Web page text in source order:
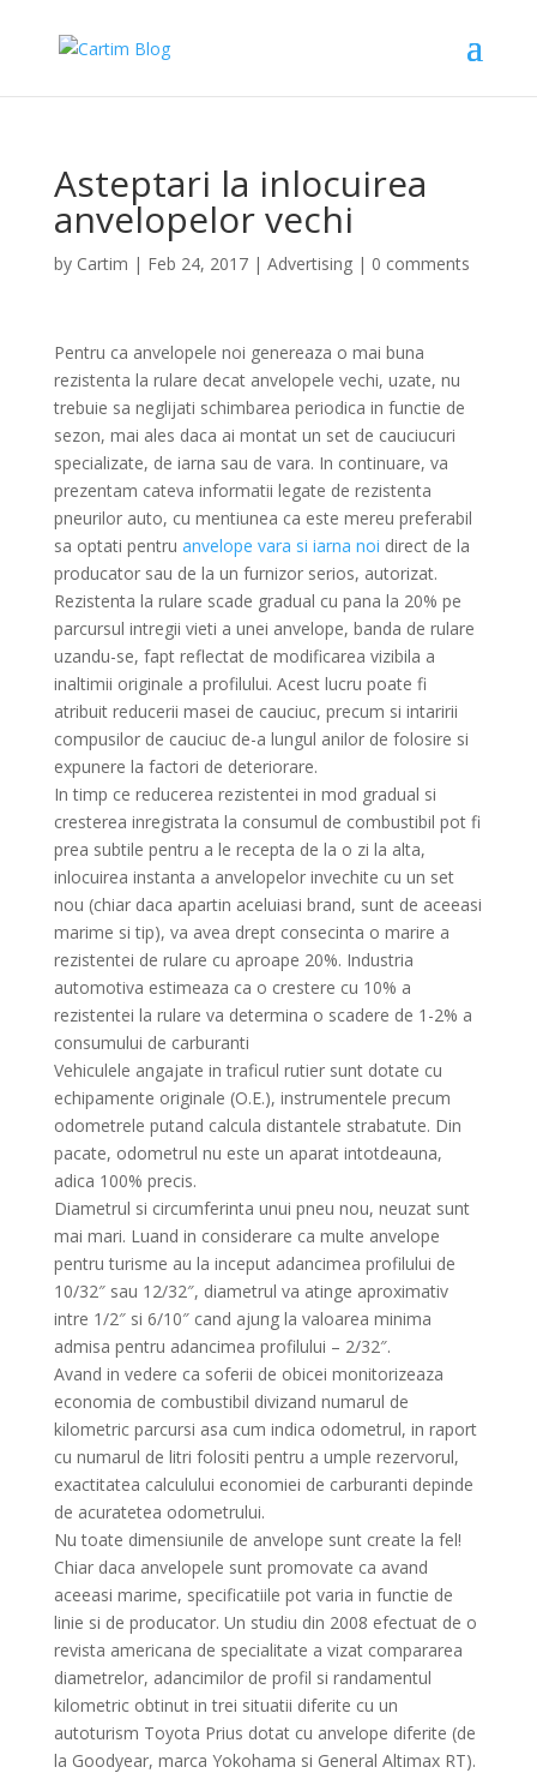
Asteptari la inlocuirea
anvelopelor vechi
by Cartim | Feb 24, 2017| Advertising| 0 comments
Pentru ca anvelopele noi genereaza o mai buna
rezistenta la rulare decat anvelopele vechi, uzate, nu
trebuie sa neglijati schimbarea periodica in functie de
sezon, mai ales daca ai montat un set de cauciucuri
specializate, de iarna sau de vara. In continuare, va
prezentam cateva informatii legate de rezistenta
pneurilor auto, cu mentiunea ca este mereu preferabil
sa optati pentru anvelope vara si iarna noi direct de la
producator sau de la un furnizor serios, autorizat.
Rezistenta la rulare scade gradual cu pana la 20% pe
parcursul intregii vieti a unei anvelope, banda de rulare
uzandu-se, fapt reflectat de modificarea vizibila a
inaltimii originale a profilului. Acest lucru poate fi
atribuit reducerii masei de cauciuc, precum si intaririi
compusilor de cauciuc de-a lungul anilor de folosire si
expunere la factori de deteriorare.
In timp ce reducerea rezistentei in mod gradual si
cresterea inregistrata la consumul de combustibil pot fi
prea subtile pentru a le recepta de la o zi la alta,
inlocuirea instanta a anvelopelor invechite cu un set
nou (chiar daca apartin aceluiasi brand, sunt de aceeasi
marime si tip), va avea drept consecinta o marire a
rezistentei de rulare cu aproape 20%. Industria
automotiva estimeaza ca o crestere cu 10% a
rezistentei la rulare va determina o scadere de 1-2% a
consumului de carburanti
Vehiculele angajate in traficul rutier sunt dotate cu
echipamente originale (O.E.), instrumentele precum
odometrele putand calcula distantele strabatute. Din
pacate, odometrul nu este un aparat intotdeauna,
adica 100% precis.
Diametrul si circumferinta unui pneu nou, neuzat sunt
mai mari. Luand in considerare ca multe anvelope
pentru turisme au la inceput adancimea profilului de
10/32″ sau 12/32″, diametrul va atinge aproximativ
intre 1/2″ si 6/10″ cand ajung la valoarea minima
admisa pentru adancimea profilului – 2/32″.
Avand in vedere ca soferii de obicei monitorizeaza
economia de combustibil divizand numarul de
kilometric parcursi asa cum indica odometrul, in raport
cu numarul de litri folositi pentru a umple rezervorul,
exactitatea calculului economiei de carburanti depinde
de acuratetea odometrului.
Nu toate dimensiunile de anvelope sunt create la fel!
Chiar daca anvelopele sunt promovate ca avand
aceeasi marime, specificatiile pot varia in functie de
linie si de producator. Un studiu din 2008 efectuat de o
revista americana de specialitate a vizat compararea
diametrelor, adancimilor de profil si randamentul
kilometric obtinut in trei situatii diferite cu un
autoturism Toyota Prius dotat cu anvelope diferite (de
la Goodyear, marca Yokohama si General Altimax RT).